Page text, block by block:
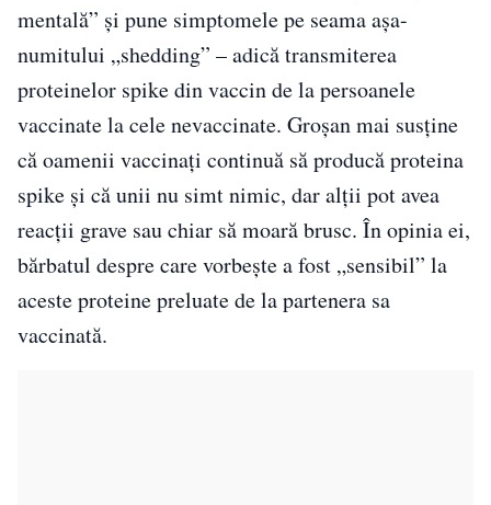
mentală” și pune simptomele pe seama așa-
numitului „shedding” – adică transmiterea
proteinelor spike din vaccin de la persoanele
vaccinate la cele nevaccinate. Groșan mai susține
că oamenii vaccinați continuă să producă proteina
spike și că unii nu simt nimic, dar alții pot avea
reacții grave sau chiar să moară brusc. În opinia ei,
bărbatul despre care vorbește a fost „sensibil” la
aceste proteine preluate de la partenera sa
vaccinată.